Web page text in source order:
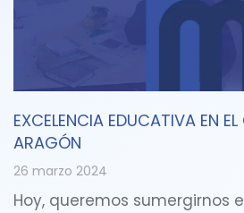
EXCELENCIA EDUCATIVA EN
ARAGÓN
26 marzo 2024
Hoy, queremos sumergirnos